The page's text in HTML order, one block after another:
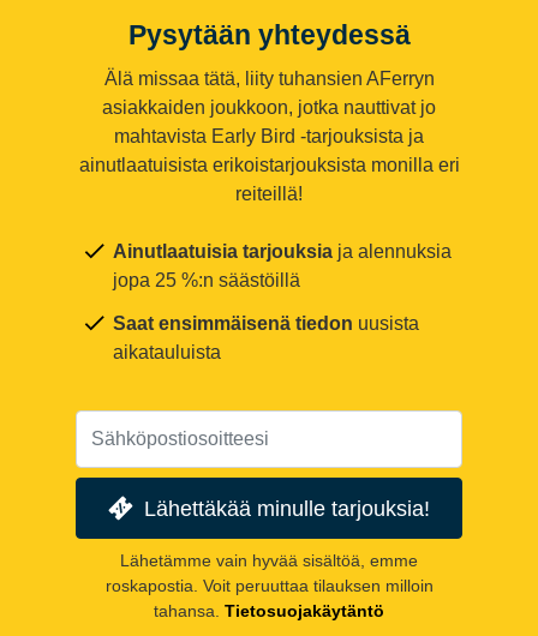
Pysytään yhteydessä
Älä missaa tätä, liity tuhansien AFerryn
asiakkaiden joukkoon, jotka nauttivat jo
mahtavista Early Bird -tarjouksista ja
ainutlaatuisista erikoistarjouksista monilla eri
reiteillä!
Ainutlaatuisia tarjouksia ja alennuksia
jopa 25 %:n säästöillä
Saat ensimmäisenä tiedon uusista
aikatauluista
Lähettäkää minulle tarjouksia!
Lähetämme vain hyvää sisältöä, emme
roskapostia. Voit peruuttaa tilauksen milloin
tahansa. Tietosuojakäytäntö